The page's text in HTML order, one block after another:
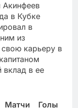
Акинфеев
в Кубке
в
из
карьеру в
в ее
Матчи
Голы